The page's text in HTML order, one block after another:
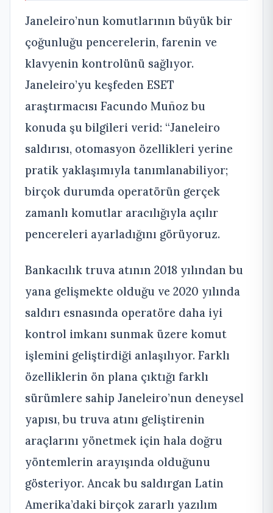
Janeleiro’nun komutlarının büyük bir
çoğunluğu pencerelerin, farenin ve
klavyenin kontrolünü sağlıyor.
Janeleiro’yu keşfeden ESET
araştırmacısı Facundo Muñoz bu
konuda şu bilgileri verid: “Janeleiro
saldırısı, otomasyon özellikleri yerine
pratik yaklaşımıyla tanımlanabiliyor;
birçok durumda operatörün gerçek
zamanlı komutlar aracılığıyla açılır
pencereleri ayarladığını görüyoruz.
Bankacılık truva atının 2018 yılından bu
yana gelişmekte olduğu ve 2020 yılında
saldırı esnasında operatöre daha iyi
kontrol imkanı sunmak üzere komut
işlemini geliştirdiği anlaşılıyor. Farklı
özelliklerin ön plana çıktığı farklı
sürümlere sahip Janeleiro’nun deneysel
yapısı, bu truva atını geliştirenin
araçlarını yönetmek için hala doğru
yöntemlerin arayışında olduğunu
gösteriyor. Ancak bu saldırgan Latin
Amerika’daki birçok zararlı yazılım